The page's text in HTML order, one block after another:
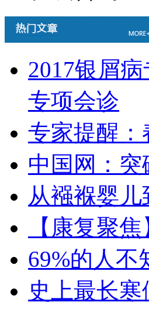
2017银屑
专项会诊
专家提醒
中国网：
从襁褓婴
【康复聚
69%的人不
史上最长